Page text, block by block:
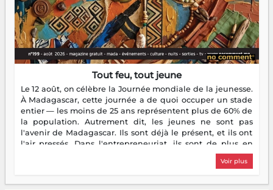
Tout feu, tout jeune
Le 12 août, on célèbre la Journée mondiale de la jeunesse.
À Madagascar, cette journée a de quoi occuper un stade
entier — les moins de 25 ans représentent plus de 60% de
la population. Autrement dit, les jeunes ne sont pas
l'avenir de Madagascar. Ils sont déjà le présent, et ils ont
l'air pressés. Dans l'entrepreneuriat, ils sont de plus en
plus nombreux à se lancer, à créer, à risquer — souvent
sans filet, souvent sans aide, mais toujours avec cette
dorment vraiment la nuit. En culture, les nouvelles sont
Voir plus